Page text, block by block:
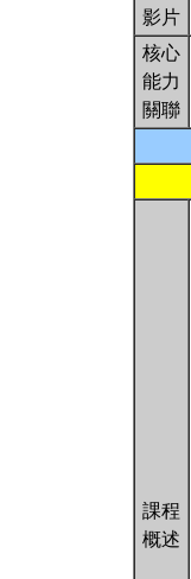
影片
核心
能力
關聯
課程
概述